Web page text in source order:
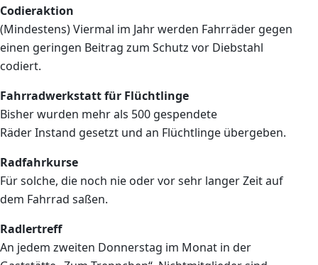
Codieraktion
(Mindestens) Viermal im Jahr werden Fahrräder gegen
einen geringen Beitrag zum Schutz vor Diebstahl
codiert.
Fahrradwerkstatt für Flüchtlinge
Bisher wurden mehr als 500 gespendete
Räder Instand gesetzt und an Flüchtlinge übergeben.
Radfahrkurse
Für solche, die noch nie oder vor sehr langer Zeit auf
dem Fahrrad saßen.
Radlertreff
An jedem zweiten Donnerstag im Monat in der